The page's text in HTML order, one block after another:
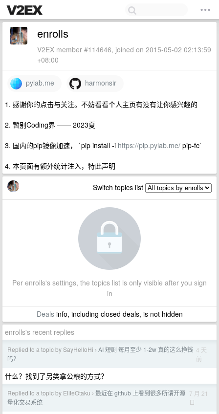
enrolls
V2EX member #114646, joined on 2015-05-02 02:13:59
+08:00
pylab.me harmonsir
1. 感谢你的点击与关注。不妨看看个人主页有没有让你感兴趣的
2. 暂别Coding界 —— 2023夏
3. 国内的pip镜像加速， `pip install -i https://pip.pylab.me/ pip-fc`
4. 本页面有额外统计注入，特此声明
Switch topics list
Per enrolls's settings, the topics list is only visible after you sign
in
Dealsinfo, including closed deals, is not hidden
enrolls's recent replies
Replied to a topic by SayHelloHi › AI 短剧 每月至少 1-2w 真的这么挣钱
吗？
4 天
前
什么？找到了另类拿公粮的方式？
Replied to a topic by EliteOtaku › 最近在 github 上看到很多所谓开源
量化交易系统
7 月 21
日